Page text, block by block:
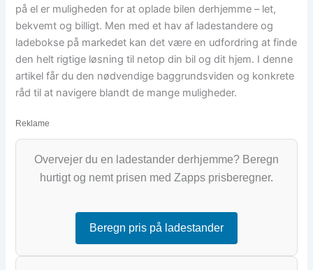
på el er muligheden for at oplade bilen derhjemme – let,
bekvemt og billigt. Men med et hav af ladestandere og
ladebokse på markedet kan det være en udfordring at finde
den helt rigtige løsning til netop din bil og dit hjem. I denne
artikel får du den nødvendige baggrundsviden og konkrete
råd til at navigere blandt de mange muligheder.
Reklame
Overvejer du en ladestander derhjemme? Beregn
hurtigt og nemt prisen med Zapps prisberegner.
Beregn pris på ladestander